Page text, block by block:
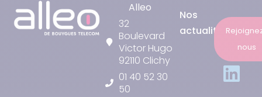
Alleo
32
Boulevard
Victor Hugo
92110 Clichy
01 40 52 30
50
Nos
actualités
nous